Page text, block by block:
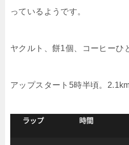
っているようです。
ヤクルト、餅1個、コーヒーひ
アップスタート5時半頃。